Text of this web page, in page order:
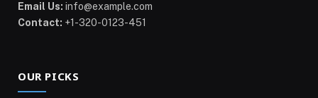
Email Us: info@example.com
Contact: +1-320-0123-451
OUR PICKS